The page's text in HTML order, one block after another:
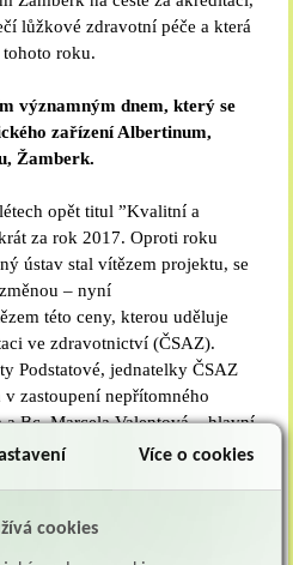
lůžkové zdravotní péče a která
roku.
významným dnem, který se
zařízení Albertinum,
Žamberk.
opět titul ”Kvalitní a
za rok 2017. Oproti roku
ústav stal vítězem projektu, se
– nyní
této ceny, kterou uděluje
ve zdravotnictví (ČSAZ).
Podstatové, jednatelky ČSAZ
zastoupení nepřítomného
Bc. Marcela Valentová – hlavní
tak i psychické stránce, všech
Více o cookies
cookies